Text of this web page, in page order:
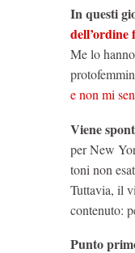
In questi
dell’ordine
Me lo
e non mi
Viene
per New
toni non
Tuttavia, il
contenuto:
Punto